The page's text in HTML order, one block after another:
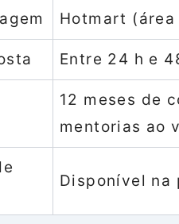
Hotmart
Entre 24 h e
12 meses de
mentorias ao
Disponível na